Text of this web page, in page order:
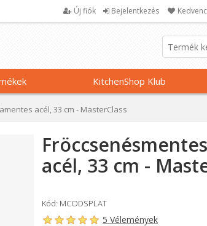
Új fiók Bejelentkezés
KitchenShop Klub
acél, 33 cm - MasterClass
acél, 33 cm -
Kód: MCODSPLAT
5 Vélemények